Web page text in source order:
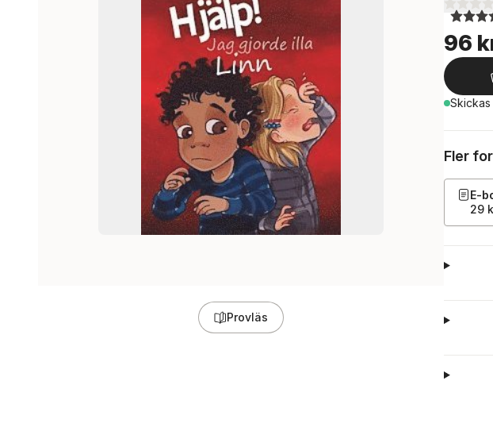
Provläs
4,2utav
96
Skickas
Fler
E-
29